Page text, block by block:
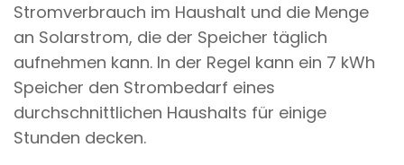
Stromverbrauch im Haushalt und die Menge
an Solarstrom, die der Speicher täglich
aufnehmen kann. In der Regel kann ein 7 kWh
Speicher den Strombedarf eines
durchschnittlichen Haushalts für einige
Stunden decken.